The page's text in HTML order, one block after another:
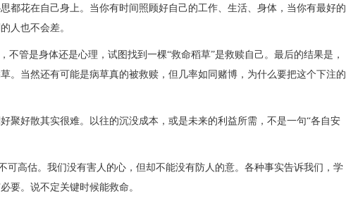
都花在自己身上。当你有时间照顾好自己的工作、生活、身体，当你有最好的
人也不会差。
不管是身体还是心理，试图找到一棵“救命稻草”是救赎自己。最后的结果是，
。当然还有可能是病草真的被救赎，但几率如同赌博，为什么要把这个下注的
聚好散其实很难。以往的沉没成本，或是未来的利益所需，不是一句“各自安
可高估。我们没有害人的心，但却不能没有防人的意。各种事实告诉我们，学
要。说不定关键时候能救命。